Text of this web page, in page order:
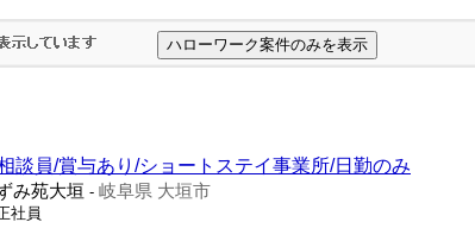
談員/賞与あり/ショートステイ事業所/日勤のみ
み苑大垣 - 岐阜県 大垣市
社員